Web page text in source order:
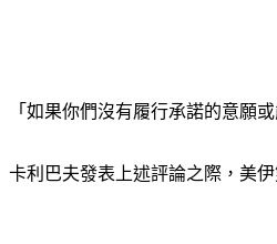
「如果你們沒有履行承諾的意願
卡利巴夫發表上述評論之際，美